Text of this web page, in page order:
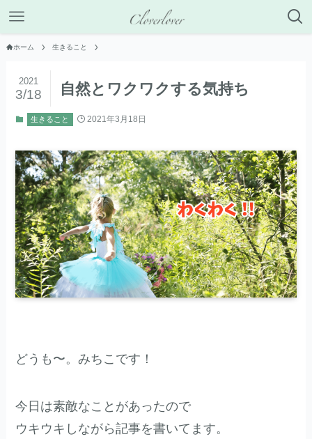
ホーム 生きること
自然とワクワクする気持ち
2021
3/18
生きること 2021年3月18日
どうも〜。みちこです！
今日は素敵なことがあったので
ウキウキしながら記事を書いてます。